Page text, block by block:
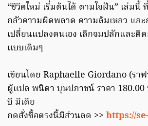
“ชีวิตใหม่ เริ่มต้นได้ ตามใจฝัน” เล่มนี้
กลัวความผิดพลาด ความล้มเหลว แล
เปลี่ยนแปลงตนเอง เลิกจมปลักและติ
แบบเดิมๆ
เขียนโดย Raphaelle Giordano (รา
ผู้แปล พนิตา บุษปภาชน์ ราคา
บี มีเดีย
กดสั่งซื้อตรงนี้มีส่วนลด >> https://